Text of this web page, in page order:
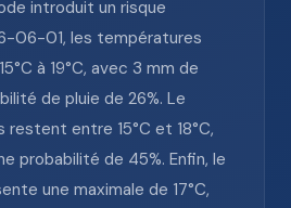
introduit un risque
06-01, les températures
à 19°C, avec 3 mm de
de pluie de 26%. Le
entre 15°C et 18°C,
probabilité de 45%. Enfin, le
une maximale de 17°C,